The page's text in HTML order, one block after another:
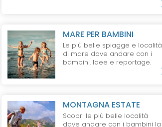
MARE PER BAMBINI
Le più belle spiagge e località
di mare dove andare con i
bambini. Idee e reportage.
MONTAGNA ESTATE
Scopri le più belle località
dove andare con i bambini la